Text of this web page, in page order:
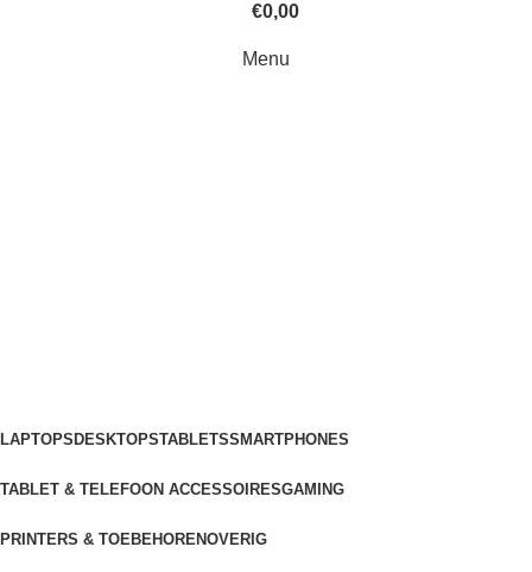
€0,00
Menu
LAPTOPS DESKTOPSTABLETSSMARTPHONES
TABLET & TELEFOON ACCESSOIRESGAMING
PRINTERS & TOEBEHORENOVERIG